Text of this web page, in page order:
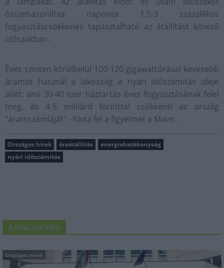
összehasonlítva naponta 1,5-3 százalékos
fogyasztáscsökkenés tapasztalható az átállítást követő
időszakban.
Éves szinten körülbelül 100-120 gigawattórával kevesebb
áramot használ a lakosság a nyári időszámítás ideje
alatt, ami 30-40 ezer háztartás éves fogyasztásának felel
meg, és 4-5 milliárd forinttal csökkenti az ország
"áramszámláját" - hívta fel a figyelmet a Mavir.
Országos hírek óraátállítás
energiahatékonyság
nyári időszámítás
AJÁNLJUK MÉG
Országos hírek